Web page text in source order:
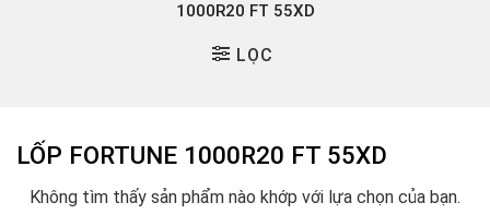
1000R20 FT 55XD
LỌC
LỐP FORTUNE 1000R20 FT 55XD
Không tìm thấy sản phẩm nào khớp với lựa chọn của bạn.